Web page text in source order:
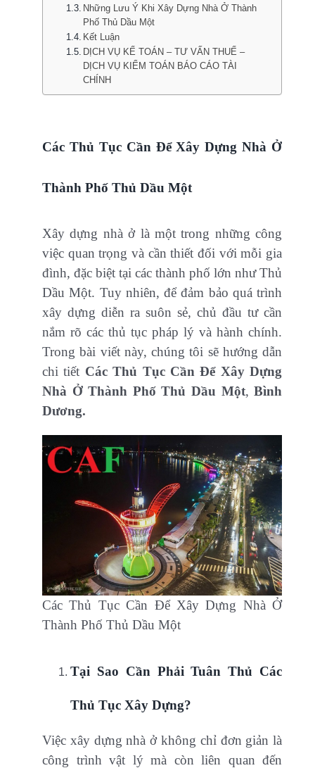
Những Lưu Ý Khi Xây Dựng Nhà Ở Thành
Phố Thủ Dầu Một
Kết Luận
DỊCH VỤ KẾ TOÁN – TƯ VẤN THUẾ –
DỊCH VỤ KIỂM TOÁN BÁO CÁO TÀI
CHÍNH
Các Thủ Tục Cần Để Xây Dựng Nhà Ở
Thành Phố Thủ Dầu Một
Xây dựng nhà ở là một trong những công
việc quan trọng và cần thiết đối với mỗi gia
đình, đặc biệt tại các thành phố lớn như Thủ
Dầu Một. Tuy nhiên, để đảm bảo quá trình
xây dựng diễn ra suôn sẻ, chủ đầu tư cần
nắm rõ các thủ tục pháp lý và hành chính.
Trong bài viết này, chúng tôi sẽ hướng dẫn
chi tiết Các Thủ Tục Cần Để Xây Dựng
Nhà Ở Thành Phố Thủ Dầu Một,Bình
Dương.
Các Thủ Tục Cần Để Xây Dựng Nhà Ở
Thành Phố Thủ Dầu Một
Tại Sao Cần Phải Tuân Thủ Các
Thủ Tục Xây Dựng?
Việc xây dựng nhà ở không chỉ đơn giản là
công trình vật lý mà còn liên quan đến